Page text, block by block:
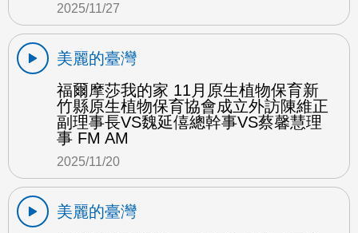
2025/11/27
美麗的臺灣
福爾摩莎我的家 11月原生植物保育新
竹縣原生植物保育協會成立外訪陳維正
副理事長VS魏延僖總幹事VS蔡馨慧理
事 FM AM
2025/11/20
美麗的臺灣